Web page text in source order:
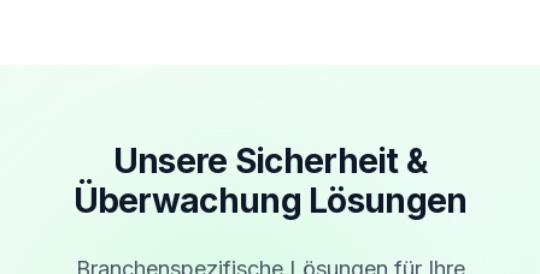
Unsere Sicherheit &
Überwachung Lösungen
Branchenspezifische Lösungen für Ihre